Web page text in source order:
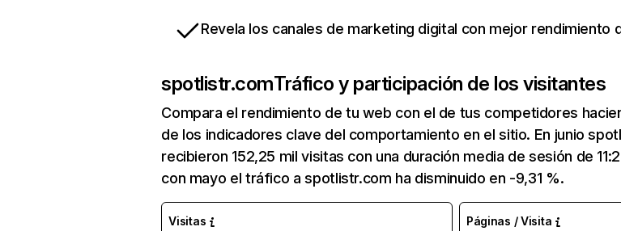
Revela los canales de marketing digital con mejor rendimiento
spotlistr.comTráfico y participación de los visitantes
Compara el rendimiento de tu web con el de tus competidores
de los indicadores clave del comportamiento en el sitio. En junio
recibieron 152,25 mil visitas con una duración media de sesión de
con mayo el tráfico a spotlistr.com ha disminuido en -9,31 %.
Visitas Páginas / Visita